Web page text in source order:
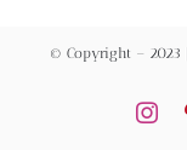
© Copyright – 2023 |